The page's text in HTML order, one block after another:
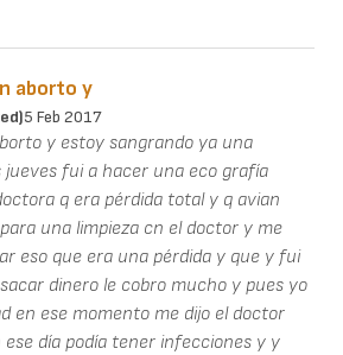
aborto y
5 Feb 2017
y estoy sangrando ya una
jueves fui a hacer una eco grafía
q era pérdida total y q avian
una limpieza cn el doctor y me
eso que era una pérdida y que y fui
dinero le cobro mucho y pues yo
en ese momento me dijo el doctor
ese día podía tener infecciones y y